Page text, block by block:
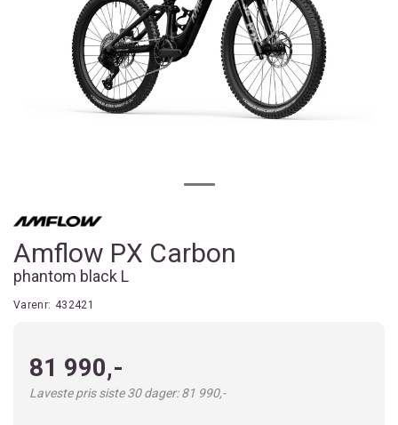
Amflow PX Carbon
phantom black L
Varenr: 432421
81 990,-
Laveste pris siste 30 dager: 81 990,-